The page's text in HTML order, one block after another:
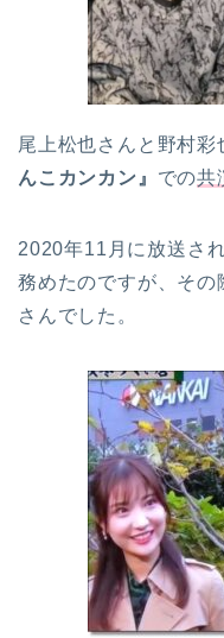
尾上松也さんと野村彩
んこカンカン』 での共
2020年11月に放送さ
務めたのですが、その
さんでした。